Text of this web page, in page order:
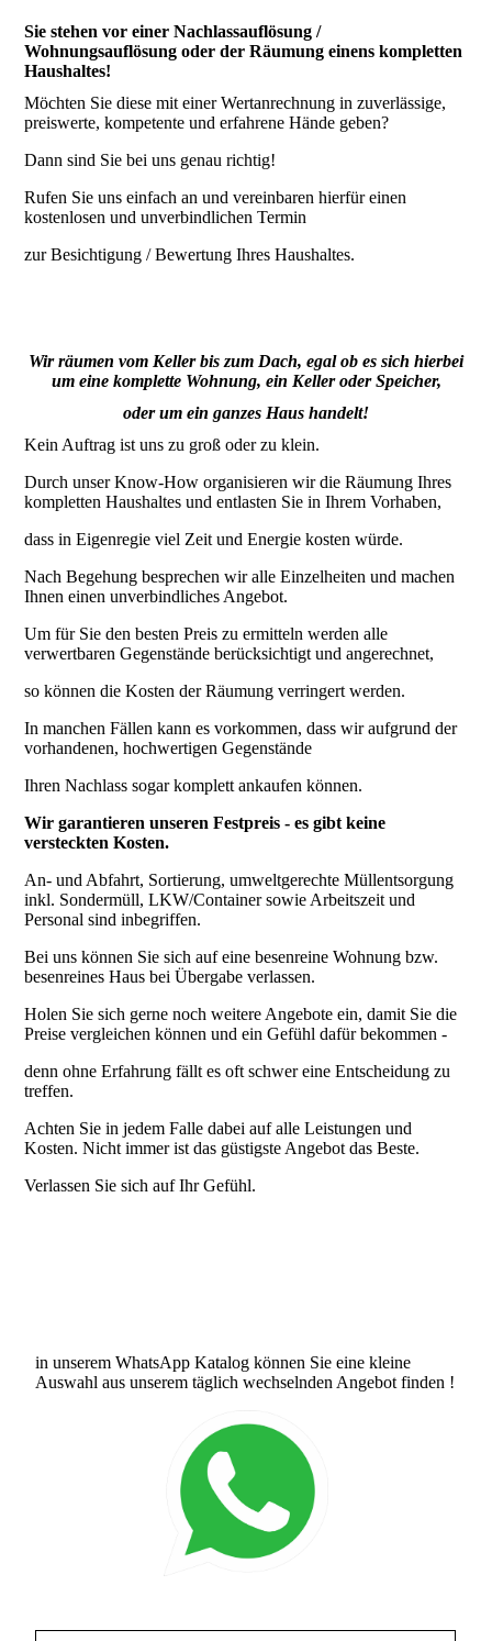
Sie stehen vor einer Nachlassauflösung /
Wohnungsauflösung oder der Räumung einens kompletten
Haushaltes!
Möchten Sie diese mit einer Wertanrechnung in zuverlässige,
preiswerte, kompetente und erfahrene Hände geben?
Dann sind Sie bei uns genau richtig!
Rufen Sie uns einfach an und vereinbaren hierfür einen
kostenlosen und unverbindlichen Termin
zur Besichtigung / Bewertung Ihres Haushaltes.
Wir räumen vom Keller bis zum Dach, egal ob es sich hierbei
um eine komplette Wohnung, ein Keller oder Speicher,
oder um ein ganzes Haus handelt!
Kein Auftrag ist uns zu groß oder zu klein.
Durch unser Know-How organisieren wir die Räumung Ihres
kompletten Haushaltes und entlasten Sie in Ihrem Vorhaben,
dass in Eigenregie viel Zeit und Energie kosten würde.
Nach Begehung besprechen wir alle Einzelheiten und machen
Ihnen einen unverbindliches Angebot.
Um für Sie den besten Preis zu ermitteln werden alle
verwertbaren Gegenstände berücksichtigt und angerechnet,
so können die Kosten der Räumung verringert werden.
In manchen Fällen kann es vorkommen, dass wir aufgrund der
vorhandenen, hochwertigen Gegenstände
Ihren Nachlass sogar komplett ankaufen können.
Wir garantieren unseren Festpreis - es gibt keine
versteckten Kosten.
An- und Abfahrt, Sortierung, umweltgerechte Müllentsorgung
inkl. Sondermüll, LKW/Container sowie Arbeitszeit und
Personal sind inbegriffen.
Bei uns können Sie sich auf eine besenreine Wohnung bzw.
besenreines Haus bei Übergabe verlassen.
Holen Sie sich gerne noch weitere Angebote ein, damit Sie die
Preise vergleichen können und ein Gefühl dafür bekommen -
denn ohne Erfahrung fällt es oft schwer eine Entscheidung zu
treffen.
Achten Sie in jedem Falle dabei auf alle Leistungen und
Kosten. Nicht immer ist das güstigste Angebot das Beste.
Verlassen Sie sich auf Ihr Gefühl.
in unserem WhatsApp Katalog können Sie eine kleine
Auswahl aus unserem täglich wechselnden Angebot finden !